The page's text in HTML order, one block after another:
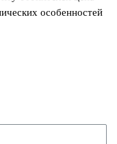
особенностей